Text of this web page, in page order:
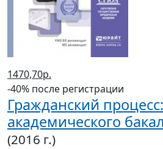
1470,70р.
-40% после регистрации
Гражданский
академического
(2016 г.)